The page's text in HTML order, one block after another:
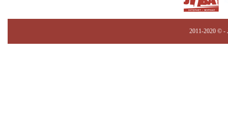
2011-2020 © -